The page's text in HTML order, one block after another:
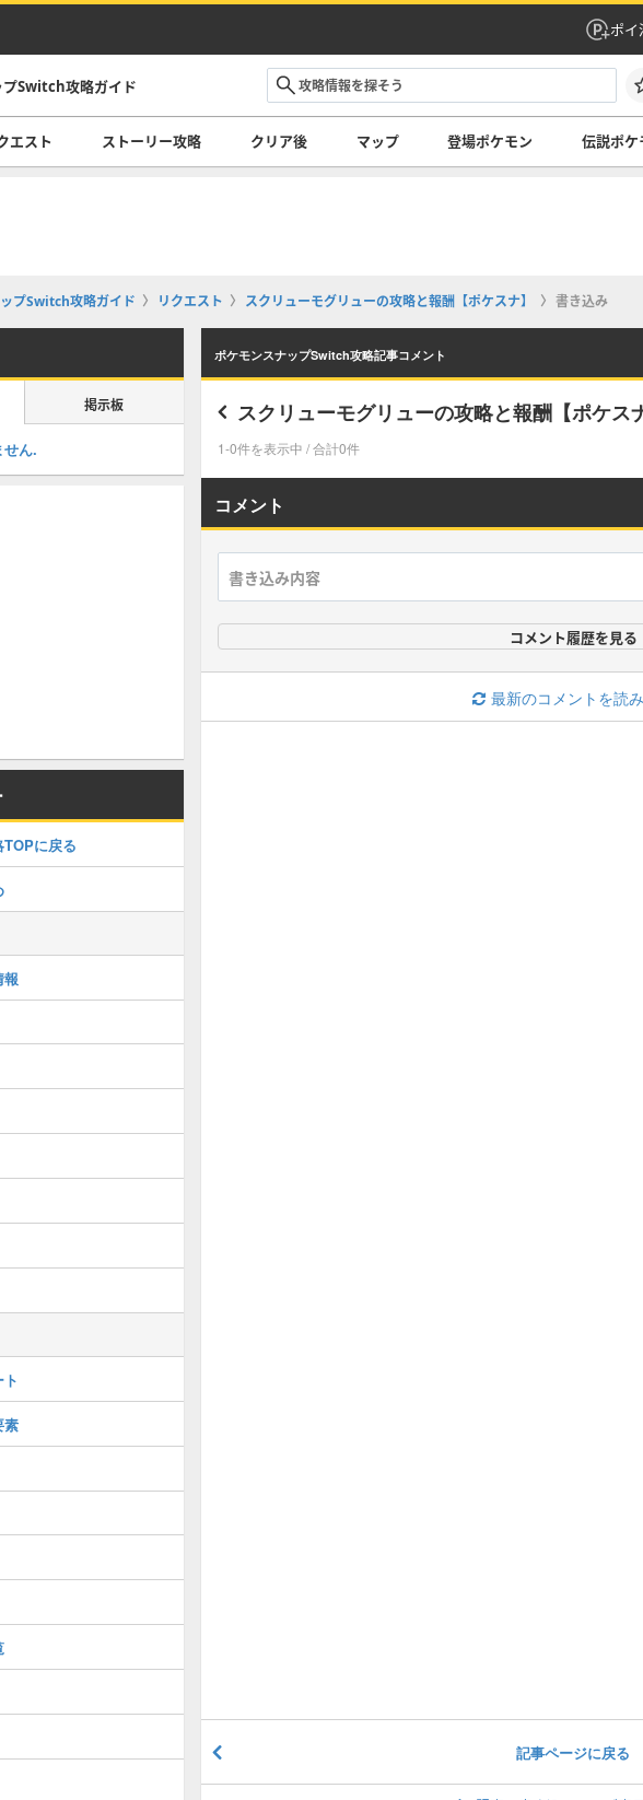
ポイ
プSwitch攻略ガイド
エスト ストーリー攻略 クリア後 マップ 登場ポケモン 伝説ポケ
プSwitch攻略ガイド リクエスト スクリューモグリューの攻略と報酬【ポケスナ】 書き込み
ポケモンスナップSwitch攻略記事コメント
スクリューモグリューの攻略と報酬【ポケス
1-0件を表示中 / 合計0件
コメント
コメント履歴を見る
最新のコメントを読
記事ページに戻る
掲示板
ん.
に戻る
報
素